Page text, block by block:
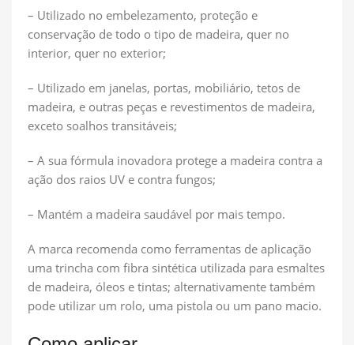
– Utilizado no embelezamento, proteção e
conservação de todo o tipo de madeira, quer no
interior, quer no exterior;
– Utilizado em janelas, portas, mobiliário, tetos de
madeira, e outras peças e revestimentos de madeira,
exceto soalhos transitáveis;
– A sua fórmula inovadora protege a madeira contra a
ação dos raios UV e contra fungos;
– Mantém a madeira saudável por mais tempo.
A marca recomenda como ferramentas de aplicação
uma trincha com fibra sintética utilizada para esmaltes
de madeira, óleos e tintas; alternativamente também
pode utilizar um rolo, uma pistola ou um pano macio.